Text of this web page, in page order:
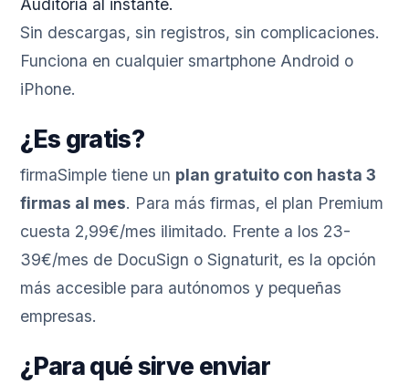
Auditoría al instante.
Sin descargas, sin registros, sin complicaciones.
Funciona en cualquier smartphone Android o
iPhone.
¿Es gratis?
firmaSimple tiene un plan gratuito con hasta 3
firmas al mes. Para más firmas, el plan Premium
cuesta 2,99€/mes ilimitado. Frente a los 23-
39€/mes de DocuSign o Signaturit, es la opción
más accesible para autónomos y pequeñas
empresas.
¿Para qué sirve enviar